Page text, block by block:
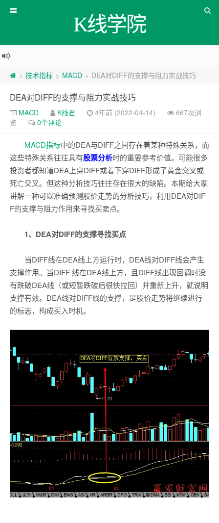
K线学院
> 技术指标 > MACD > DEA对DIFF的支撑与阻力实战技巧
DEA对DIFF的支撑与阻力实战技巧
MACD K线君 4年前 (2022-04-14)
667次浏
览
0个评论
MACD指标中的DEA与DIFF之间存在着某种特殊关系，而
这些特殊关系往往具有股票分析时的重要参考价值。可能很多
投资者都知道DEA上穿DIFF或着下穿DIFF形成了黄金交叉或
死亡交叉。但这种分析技巧往往存在很大的缺陷。本期给大家
讲解一种可以准确预测股价走势的分析技巧，利用DEA对DIF
F的支撑与阻力作用来寻找买卖点。
1、DEA对DIFF的支撑寻找买点
当DIFF线在DEA线上方运行时，DEA线对DIFF线会产生
支撑作用。当DIFF 线在DEA线上方，且DIFF线出现回调时没
有跌破DEA线（或短暂跌破后很快拉回）并重新上升，就说明
支撑有效。DEA线对DIFF线的支撑，是股价走势将继续进行
的标志，构成买入时机。